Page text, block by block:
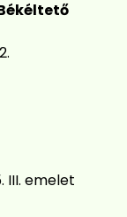
III. emelet